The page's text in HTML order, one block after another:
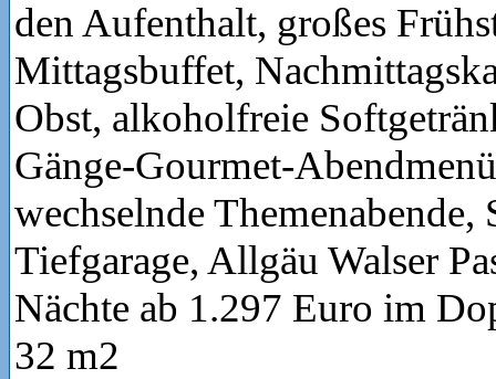
den Aufenthalt, großes
Mittagsbuffet,
Obst, alkoholfreie
Gänge-Gourmet-
wechselnde Themenabende,
Tiefgarage, Allgäu Walser
Nächte ab 1.297 Euro im
32 m2